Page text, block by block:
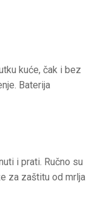
kuće, čak i bez
Baterija
i prati. Ručno su
za zaštitu od mrlja